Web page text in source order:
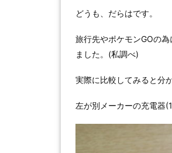
どうも、だらはです。
旅行先やポケモンGOの
ました。(私調べ)
実際に比較してみると分
左が別メーカーの充電器